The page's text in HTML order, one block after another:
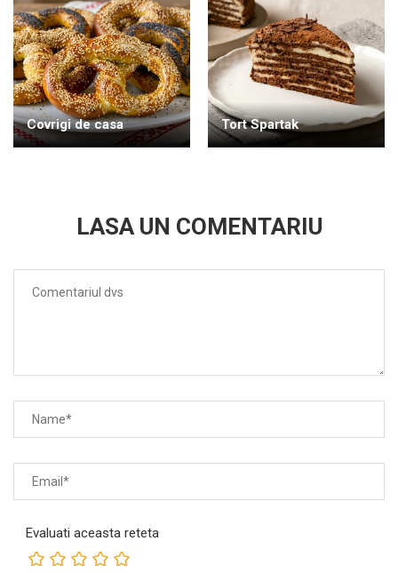
Covrigi de casa Tort Spartak
LASA UN COMENTARIU
Evaluati aceasta reteta